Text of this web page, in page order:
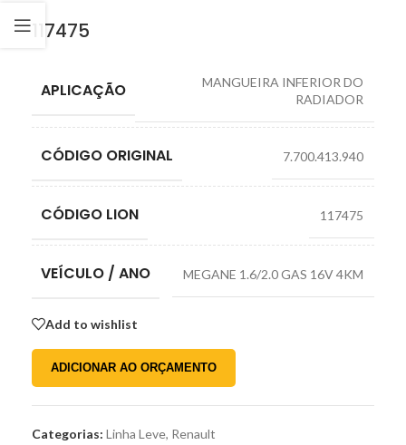
117475
APLICAÇÃO
MANGUEIRA INFERIOR DO
RADIADOR
CÓDIGO ORIGINAL 7.700.413.940
CÓDIGO LION 117475
VEÍCULO / ANO MEGANE 1.6/2.0 GAS 16V 4KM
Add to wishlist
ADICIONAR AO ORÇAMENTO
Categorias: Linha Leve, Renault